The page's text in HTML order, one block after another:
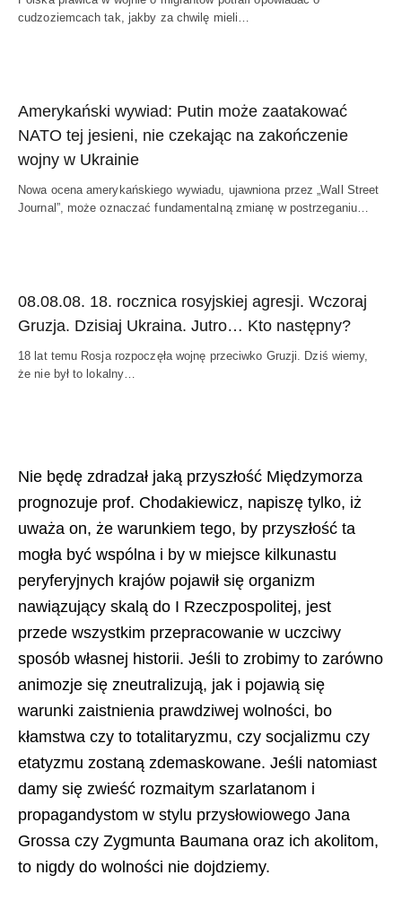
cudzoziemcach tak, jakby za chwilę mieli…
Amerykański wywiad: Putin może zaatakować
NATO tej jesieni, nie czekając na zakończenie
wojny w Ukrainie
Nowa ocena amerykańskiego wywiadu, ujawniona przez „Wall Street
Journal”, może oznaczać fundamentalną zmianę w postrzeganiu…
08.08.08. 18. rocznica rosyjskiej agresji. Wczoraj
Gruzja. Dzisiaj Ukraina. Jutro… Kto następny?
18 lat temu Rosja rozpoczęła wojnę przeciwko Gruzji. Dziś wiemy,
że nie był to lokalny…
Nie będę zdradzał jaką przyszłość Międzymorza
prognozuje prof. Chodakiewicz, napiszę tylko, iż
uważa on, że warunkiem tego, by przyszłość ta
mogła być wspólna i by w miejsce kilkunastu
peryferyjnych krajów pojawił się organizm
nawiązujący skalą do I Rzeczpospolitej, jest
przede wszystkim przepracowanie w uczciwy
sposób własnej historii. Jeśli to zrobimy to zarówno
animozje się zneutralizują, jak i pojawią się
warunki zaistnienia prawdziwej wolności, bo
kłamstwa czy to totalitaryzmu, czy socjalizmu czy
etatyzmu zostaną zdemaskowane. Jeśli natomiast
damy się zwieść rozmaitym szarlatanom i
propagandystom w stylu przysłowiowego Jana
Grossa czy Zygmunta Baumana oraz ich akolitom,
to nigdy do wolności nie dojdziemy.